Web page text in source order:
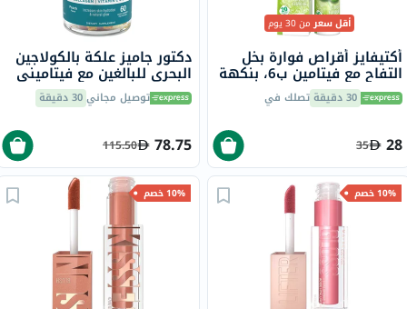
أقل سعرمن 30 يوم
أكتيفايز أقراص فوارة بخل
التفاح مع فيتامين ب6، بنكهة
الحمضيات، حزمة من 20
30 دقيقة تصلك في
28
35
دكتور جاميز علكة بالكولاجين
البحري للبالغين مع فيتاميني
ج وهـ، حزمة من 60
توصيل مجاني30 دقيقة
78.75
115.50
10% خصم 10% خصم